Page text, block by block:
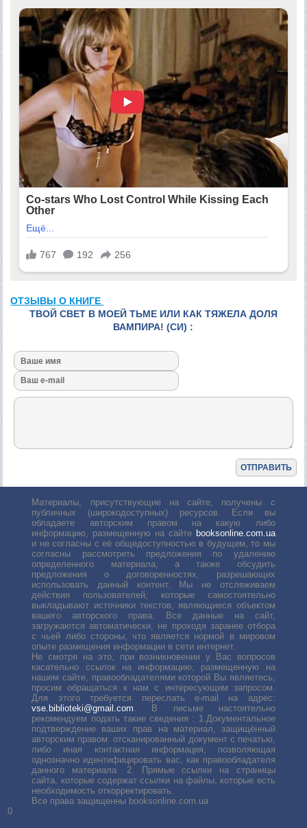
ОТЗЫВЫ О КНИГЕ
ТВОЙ СВЕТ В МОЕЙ ТЬМЕ ИЛИ КАК ТЯЖЕЛА ДОЛЯ
ВАМПИРА! (СИ) :
Материалы, присутствующие на сайте, получены с
публичных (широкодоступных) ресурсов. Если вы
обладаете авторским правом на какую либо
информацию, размещенную на сайте booksonline.com.ua
и не согласны с её общедоступностью в будущем, то мы
согласны рассмотреть предложения по удалению
определенного материала, а также обсудить
предложения о договоренностях, разрешающих
использовать данный контент. Мы не отслеживаем
действия пользователей, которые самостоятельно
выкладывают источники текстов, являющиеся объектом
вашего авторского права. Все данные на сайт,
загружаются автоматически, не проходя заранее отбора
с чьей либо стороны, что является нормой в мировом
опыте размещения информации в сети интернет.
Не смотря на это, при возникновении у Вас вопросов
касательно ссылок на информацию, размещенную на
нашем сайте, правообладателями которой Вы являетесь,
просим обращаться к нам с интересующим запросом.
Для этого требуется переслать е-mail на адрес:
vse.biblioteki@gmail.com . В письме настоятельно
рекомендуем подать такие сведения : 1.Документальное
подтверждение ваших прав на материал, защищённый
авторским правом: отсканированный документ с печатью,
либо иная контактная информация, позволяющая
однозначно идентифицировать вас, как правообладателя
данного материала. 2. Прямые ссылки на страницы
сайта, которые содержат ссылки на файлы, которые есть
необходимость откорректировать.
Все права защищенны booksonline.com.ua
0